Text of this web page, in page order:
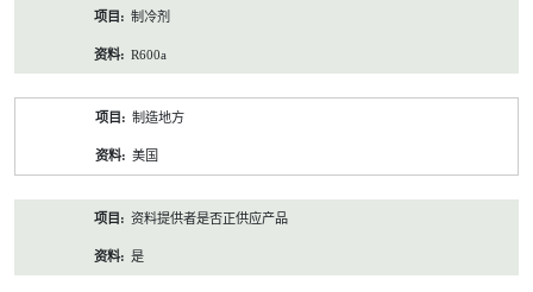
制冷剂
R600a
制造地方
美国
资料提供者是否正供应产品
是